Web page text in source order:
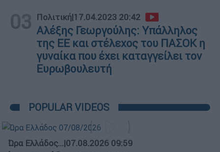
03 Πολιτική|17.04.2023 20:42
Αλέξης Γεωργούλης: Υπάλληλος
της ΕΕ και στέλεχος του ΠΑΣΟΚ η
γυναίκα που έχει καταγγείλει τον
Ευρωβουλευτή
POPULAR VIDEOS
Ώρα Ελλάδος...|07.08.2026 09:59